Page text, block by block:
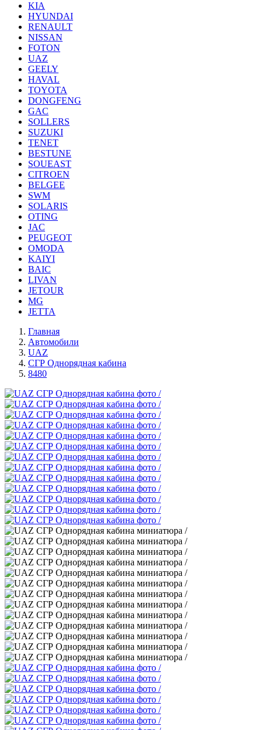
KIA
HYUNDAI
RENAULT
NISSAN
FOTON
UAZ
GEELY
HAVAL
TOYOTA
DONGFENG
GAC
SOLLERS
SUZUKI
TENET
BESTUNE
SOUEAST
CITROEN
BELGEE
SWM
SOLARIS
OTING
JAC
PEUGEOT
OMODA
KAIYI
BAIC
LIVAN
JETOUR
MG
JETTA
Главная
Автомобили
UAZ
СГР Однорядная кабина
8480